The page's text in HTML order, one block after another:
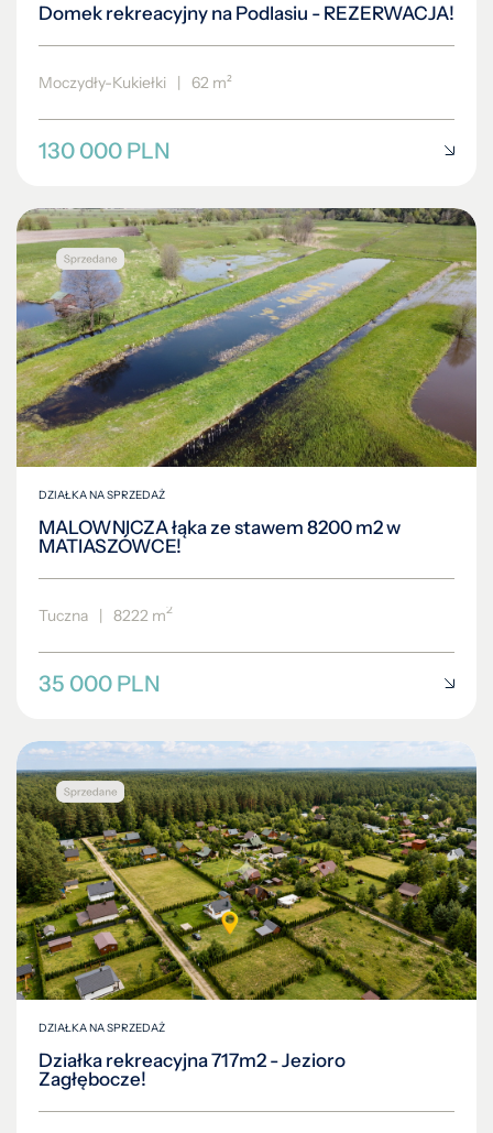
Domek rekreacyjny na Podlasiu - REZERWACJA!
Moczydły-Kukiełki | 62 m²
130 000 PLN
DZIAŁKA NA SPRZEDAŻ
MALOWNICZA łąka ze stawem 8200 m2 w
MATIASZÓWCE!
Tuczna | 8222 m2
35 000 PLN
DZIAŁKA NA SPRZEDAŻ
Działka rekreacyjna 717m2 - Jezioro
Zagłębocze!